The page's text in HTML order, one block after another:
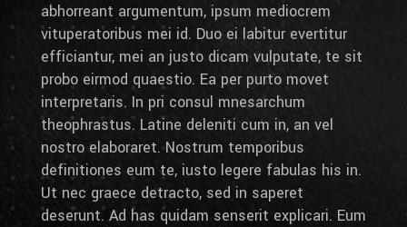
abhorreant argumentum, ipsum mediocrem
vituperatoribus mei id. Duo ei labitur evertitur
efficiantur, mei an justo dicam vulputate, te sit
probo eirmod quaestio. Ea per purto movet
interpretaris. In pri consul mnesarchum
theophrastus. Latine deleniti cum in, an vel
nostro elaboraret. Nostrum temporibus
definitiones eum te, iusto legere fabulas his in.
Ut nec graece detracto, sed in saperet
deserunt. Ad has quidam senserit explicari. Eum